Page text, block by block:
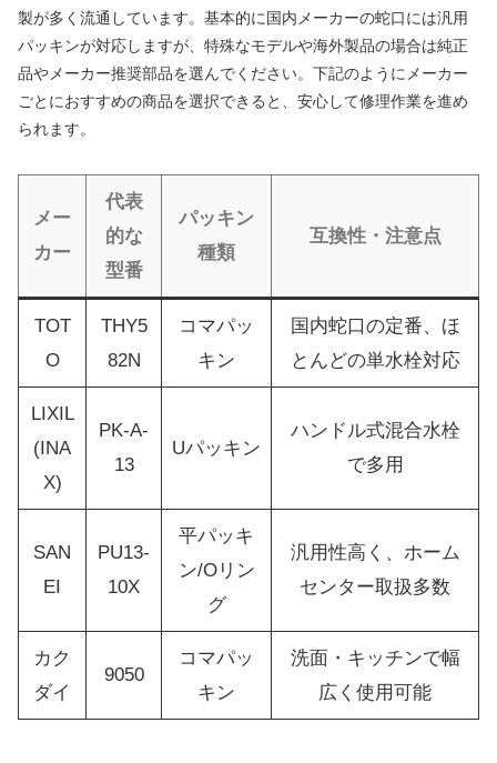
製が多く流通しています。基本的に国内メーカーの蛇口には汎用
パッキンが対応しますが、特殊なモデルや海外製品の場合は純正
品やメーカー推奨部品を選んでください。下記のようにメーカー
ごとにおすすめの商品を選択できると、安心して修理作業を進め
られます。
メー
カー
代表
的な
型番
パッキン
種類
互換性・注意点
TOT
O
THY5
82N
コマパッ
キン
国内蛇口の定番、ほ
とんどの単水栓対応
LIXIL
(INA
X)
PK-A-
13
Uパッキン
ハンドル式混合水栓
で多用
SAN
EI
PU13-
10X
平パッキ
ン/Oリン
グ
汎用性高く、ホーム
センター取扱多数
カク
ダイ
9050
コマパッ
キン
洗面・キッチンで幅
広く使用可能